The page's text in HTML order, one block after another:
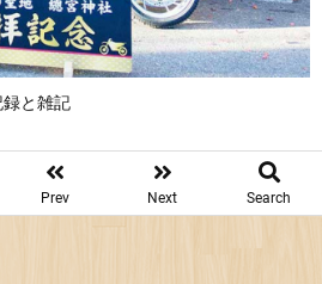
録と雑記
Prev Next Search